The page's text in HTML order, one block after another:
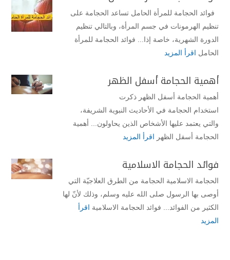
فوائد الحجامة للمرأة الحامل تساعد الحجامة على
تنظيم الهرمونات في جسم المرأة، وبالتالي تنظيم
الدورة الشهرية، خاصة إذا... فوائد الحجامة للمرأة
الحامل اقرأ المزيد
أهمية الحجامة أسفل الظهر
أهمية الحجامة أسفل الظهر ذكرت
استخدام الحجامة في الأحاديث النبوية الشريفة،
والتي يعتمد عليها الأشخاص الذين يحاولون... أهمية
الحجامة أسفل الظهر اقرأ المزيد
فوائد الحجامة الاسلامية
الحجامة الاسلامية الحجامة من الطرق العلاجيّة التي
أوصى بها الرسول صلى الله عليه وسلم، وذلك لأنّ لها
الكثير من الفوائد... فوائد الحجامة الاسلامية اقرأ
المزيد